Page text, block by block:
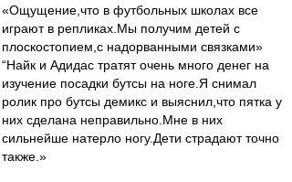
«Ощущение,что в футбольных школах все
играют в репликах.Мы получим детей с
плоскостопием,с надорванными связками»
“Найк и Адидас тратят очень много денег на
изучение посадки бутсы на ноге.Я снимал
ролик про бутсы демикс и выяснил,что пятка у
них сделана неправильно.Мне в них
сильнейше натерло ногу.Дети страдают точно
также.»